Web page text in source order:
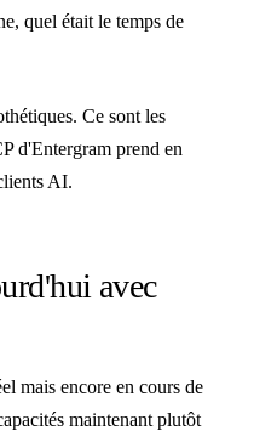
quel était le temps de
Ce sont les
d'Entergram prend en
AI.
avec
mais encore en cours de
maintenant plutôt